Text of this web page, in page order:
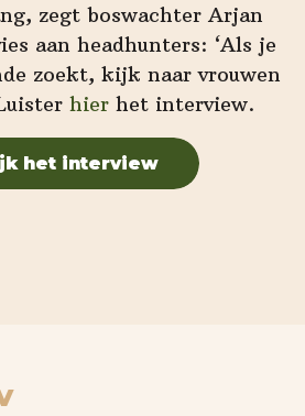
zegt boswachter Arjan
aan headhunters: ‘Als je
zoekt, kijk naar vrouwen
hier het interview.
het interview